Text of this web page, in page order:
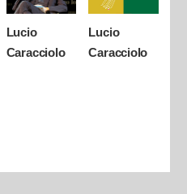
Lucio
Caracciolo
Lucio
Caracciolo